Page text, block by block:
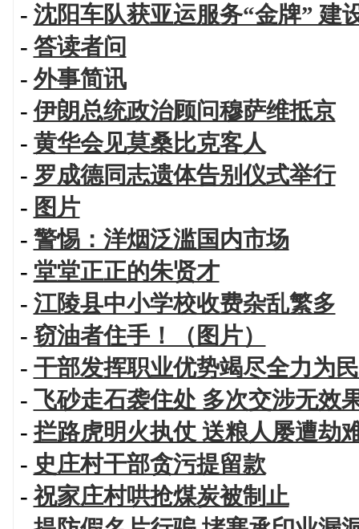
- 沈阳车队获亚运服务“金牌” 建
- 答读者问
- 外事简讯
-伊朗总统政治顾问穆萨维抵京
- 黄华会见莫桑比克客人
- 罗成德同志遗体告别仪式举行
- 图片
- 警惕：洋烟泛滥国内市场
- 堂堂正正的朱贤才
- 江陵县中小学校收费杂乱繁多
- 窃油者住手！（图片）
- 干部发挥职业优势竭尽全力为
- 飞砂走石袭住处 多次交涉无效
-拦路虎明火执仗 送粮人屡遭劫
- 史庄村干部贪污提留款
-祝家庄村哄抢煤炭被制止